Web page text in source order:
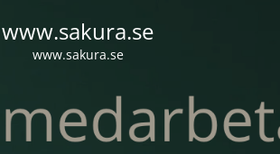
www.sakura.se
www.sakura.se